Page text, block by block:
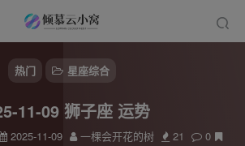
热门 星座综合
11-09 狮子座 运势
2025-11-09 一棵会开花的树 21
0